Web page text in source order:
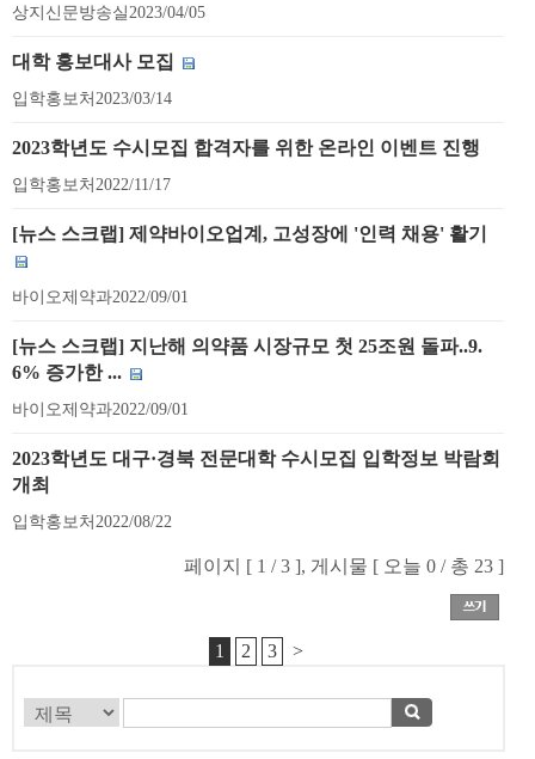
상지신문방송실 2023/04/05
대학 홍보대사 모집
입학홍보처 2023/03/14
2023학년도 수시모집 합격자를 위한 온라인 이벤트 진행
입학홍보처 2022/11/17
[뉴스 스크랩] 제약바이오업계, 고성장에 '인력 채용' 활기
바이오제약과2022/09/01
[뉴스 스크랩] 지난해 의약품 시장규모 첫 25조원 돌파..9.
6% 증가한 ...
바이오제약과2022/09/01
2023학년도 대구·경북 전문대학 수시모집 입학정보 박람회
개최
입학홍보처 2022/08/22
페이지 [ 1 / 3 ], 게시물 [ 오늘 0 / 총 23 ]
1 2 3 >